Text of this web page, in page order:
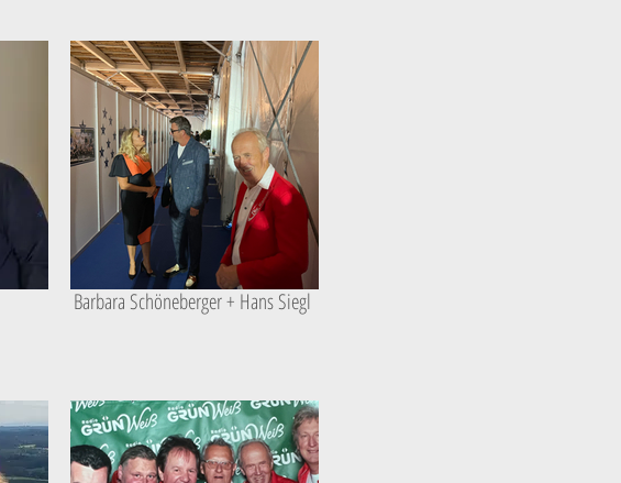
Barbara Schöneberger + Hans Siegl